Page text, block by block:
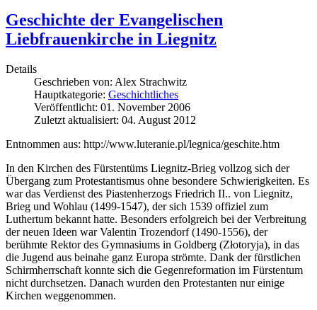
Geschichte der Evangelischen
Liebfrauenkirche in Liegnitz
Details
Geschrieben von: Alex Strachwitz
Hauptkategorie: Geschichtliches
Veröffentlicht: 01. November 2006
Zuletzt aktualisiert: 04. August 2012
Entnommen aus: http://www.luteranie.pl/legnica/geschite.htm
In den Kirchen des Fürstentüms Liegnitz-Brieg vollzog sich der
Übergang zum Protestantismus ohne besondere Schwierigkeiten. Es
war das Verdienst des Piastenherzogs Friedrich II.. von Liegnitz,
Brieg und Wohlau (1499-1547), der sich 1539 offiziel zum
Luthertum bekannt hatte. Besonders erfolgreich bei der Verbreitung
der neuen Ideen war Valentin Trozendorf (1490-1556), der
berühmte Rektor des Gymnasiums in Goldberg (Złotoryja), in das
die Jugend aus beinahe ganz Europa strömte. Dank der fürstlichen
Schirmherrschaft konnte sich die Gegenreformation im Fürstentum
nicht durchsetzen. Danach wurden den Protestanten nur einige
Kirchen weggenommen.